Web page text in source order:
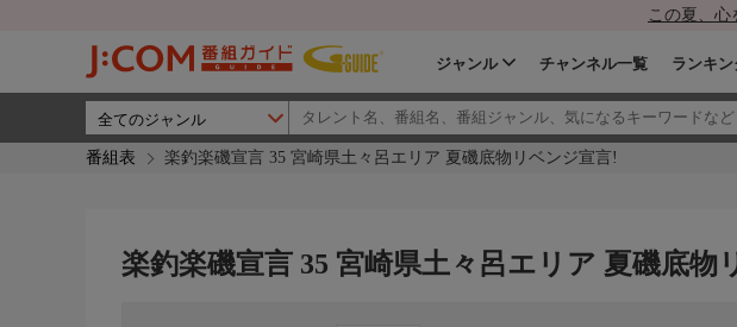
この夏、心
ジャンル チャンネル一覧 ランキン
番組表 楽釣楽磯宣言 35 宮崎県土々呂エリア 夏磯底物リベンジ宣言!
楽釣楽磯宣言 35 宮崎県土々呂エリア 夏磯底物